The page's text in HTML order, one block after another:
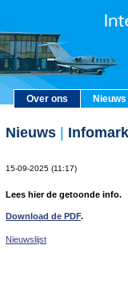
Over ons Nieuws
Nieuws
15-09-2025 (11:17)
Lees hier de getoonde info.
Download de PDF.
Nieuwslijst